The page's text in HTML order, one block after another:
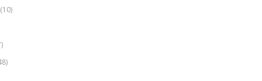
(10)